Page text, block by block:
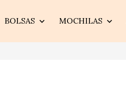
BOLSAS  MOCHILAS 